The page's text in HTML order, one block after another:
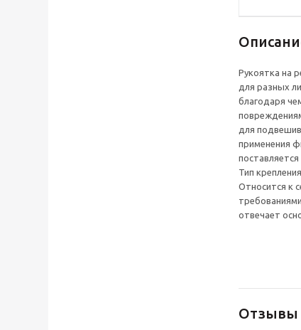
Рукоятка на
для разных
благодаря
для
применения
Тип
Относится к
отвечает
Отзывы